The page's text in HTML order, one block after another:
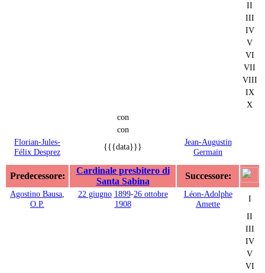
II
III
IV
V
VI
VII
VIII
IX
X
con
con
Florian-Jules-
Félix Desprez
{{{data}}}
Jean-Augustin
Germain
Predecessore:
Cardinale presbitero di
Santa Sabina
Successore:
Agostino Bausa
O.P.
22 giugno 1899-26 ottobre
1908
Léon-Adolphe
Amette
I
II
III
IV
V
VI